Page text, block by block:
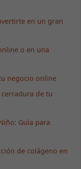
en un gran
o en una
negocio online
cerradura de tu
Guía para
de colágeno en
que
posible
estas
web.